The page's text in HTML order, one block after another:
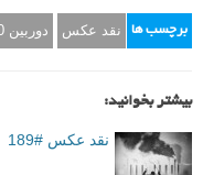
برچسب ها نقد عکس دوربین NIKON D7100
بیشتر بخوانید:
نقد عکس #189